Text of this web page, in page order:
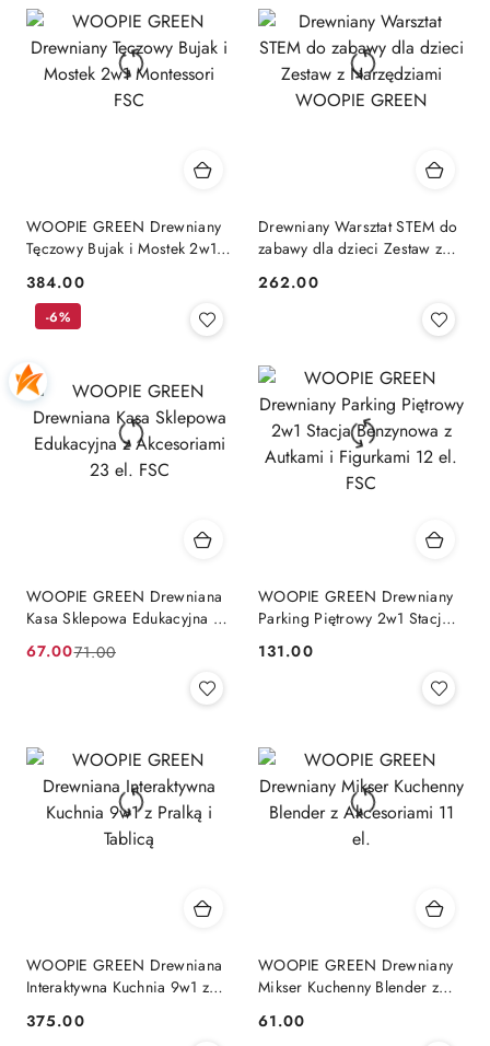
WOOPIE GREEN Drewniany
Tęczowy Bujak i Mostek 2w1
Cena:
384.00
Drewniany Warsztat STEM do
zabawy dla dzieci Zestaw z
GREEN
Cena:
262.00
WOOPIE GREEN Drewniana
Kasa Sklepowa Edukacyjna z
Cena
67.00
Cena
71.00
-6%
WOOPIE GREEN Drewniany
Parking Piętrowy 2w1 Stacja
Figurkami 12 el. FSC
Cena:
131.00
WOOPIE GREEN Drewniana
Interaktywna Kuchnia 9w1 z
Cena:
375.00
WOOPIE GREEN Drewniany
Mikser Kuchenny Blender z
Cena:
61.00